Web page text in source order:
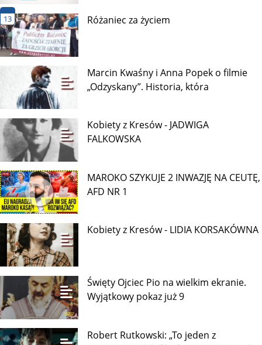
Najnowsze wpisy
zdrowotne”, ale rodzice
Marcin Kwaśny i Anna Popek o filmie
„Odzyskany”. Historia, która
Kobiety z Kresów - JADWIGA
FALKOWSKA
AFD NR 1